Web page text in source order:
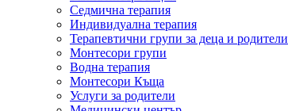
Седмична терапия
Индивидуална терапия
Терапевтични групи за деца и родители
Монтесори групи
Водна терапия
Монтесори Къща
Услуги за родители